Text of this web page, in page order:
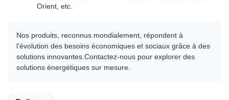
Orient, etc.
Nos produits, reconnus mondialement, répondent à
l'évolution des besoins économiques et sociaux grâce à des
solutions innovantes.Contactez-nous pour explorer des
solutions énergétiques sur mesure.